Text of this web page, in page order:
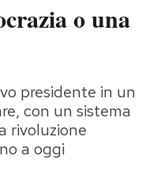
Moda
Storie/Idee
Ok Boomer!
Media
Europa
o una
presidente in un
con un sistema
rivoluzione
a oggi